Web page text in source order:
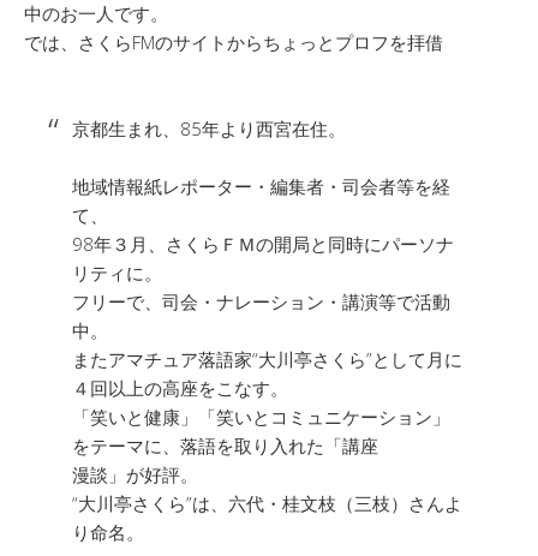
中のお一人です。
では、さくらFMのサイトからちょっとプロフを拝借
京都生まれ、85年より西宮在住。
地域情報紙レポーター・編集者・司会者等を経
て、
98年３月、さくらＦＭの開局と同時にパーソナ
リティに。
フリーで、司会・ナレーション・講演等で活動
中。
またアマチュア落語家“大川亭さくら”として月に
４回以上の高座をこなす。
「笑いと健康」「笑いとコミュニケーション」
をテーマに、落語を取り入れた「講座
漫談」が好評。
“大川亭さくら”は、六代・桂文枝（三枝）さんよ
り命名。